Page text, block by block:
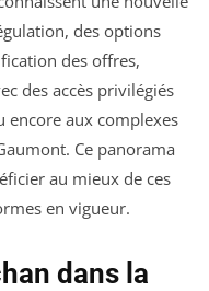
des options
des offres,
des accès privilégiés
encore aux complexes
Ce panorama
au mieux de ces
en vigueur.
dans la